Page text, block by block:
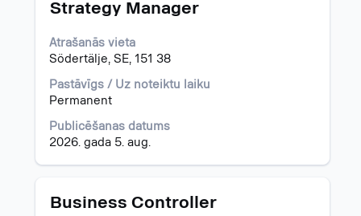
Amats
Strategy Manager
Atrašanās vieta
Södertälje, SE, 151 38
Pastāvīgs / Uz noteiktu laiku
Permanent
Publicēšanas datums
2026. gada 5. aug.
Atlasiet,
nospiežot
atstarpes
taustiņu,
skatītu
visu
par
darba
piedāvājumu.
Amats
Business Controller
Atlasiet,